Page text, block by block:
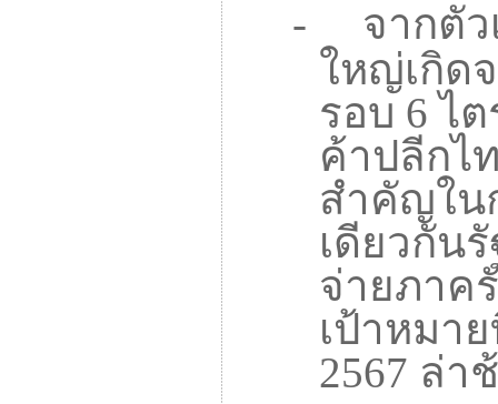
-
จากตั
ใหญ่เกิด
รอบ 6 ไ
ค้าปลีกไ
สำคัญใน
เดียวกัน
จ่ายภาค
เป้าหมา
2567 ล่า